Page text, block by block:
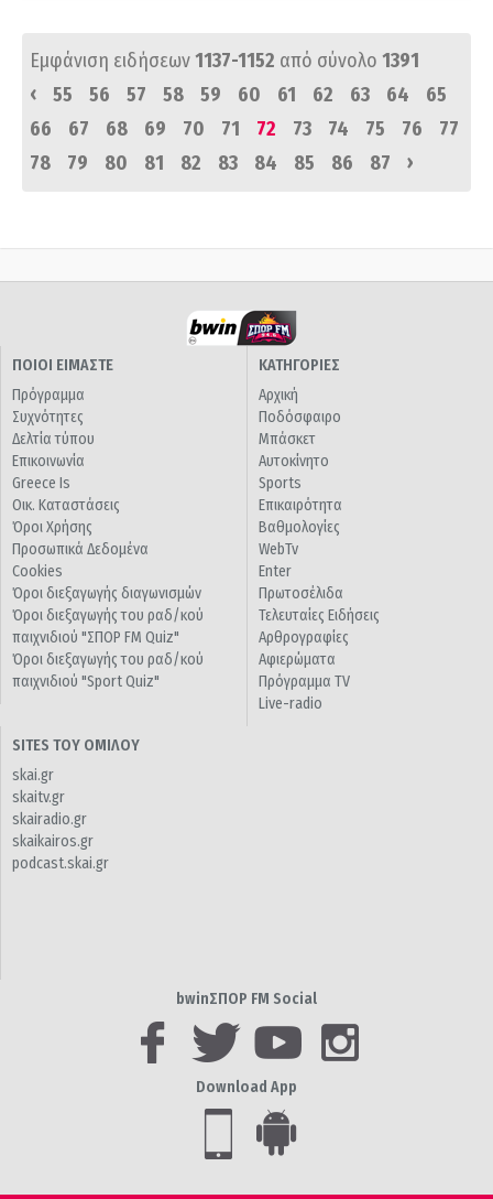
Εμφάνιση ειδήσεων1137-1152 από σύνολο 1391
‹
55 56 57 58 59 60 61 62 63 64
65
66
67 68 69 70 71 72 73 74 75 76
77
78
79 80 81 82 83 84 85 86 87 ›
ΠΟΙΟΙ ΕΙΜΑΣΤΕ
Πρόγραμμα
Συχνότητες
Δελτία τύπου
Επικοινωνία
Greece Is
Οικ. Καταστάσεις
Όροι Χρήσης
Προσωπικά Δεδομένα
Cookies
Όροι διεξαγωγής διαγωνισμών
Όροι διεξαγωγής του ραδ/κού
παιχνιδιού "ΣΠΟΡ FM Quiz"
Όροι διεξαγωγής του ραδ/κού
παιχνιδιού "Sport Quiz"
ΚΑΤΗΓΟΡΙΕΣ
Αρχική
Ποδόσφαιρο
Μπάσκετ
Αυτοκίνητο
Sports
Επικαιρότητα
Βαθμολογίες
WebTv
Enter
Πρωτοσέλιδα
Τελευταίες Ειδήσεις
Αρθρογραφίες
Αφιερώματα
Πρόγραμμα TV
Live-radio
SITES ΤΟΥ ΟΜΙΛΟΥ
skai.gr
skaitv.gr
skairadio.gr
skaikairos.gr
podcast.skai.gr
bwinΣΠΟΡ FM Social
Download App